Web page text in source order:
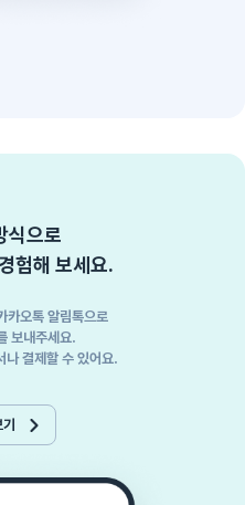
식으로
험해 보세요.
카오톡 알림톡으로
보내주세요.
나 결제할 수 있어요.